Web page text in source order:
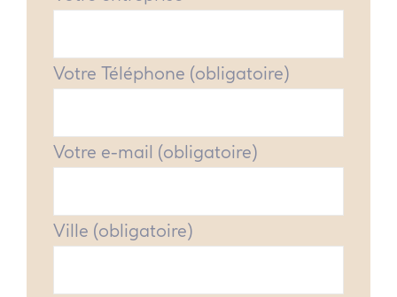
Votre Téléphone (obligatoire)
Votre e-mail (obligatoire)
Ville (obligatoire)